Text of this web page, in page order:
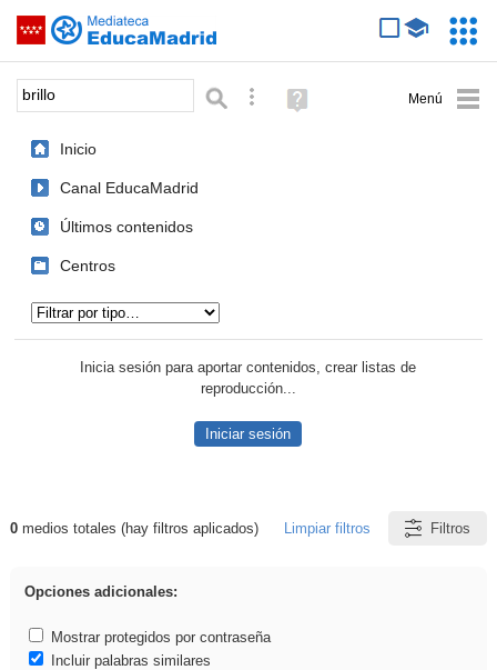
Saltar navegación
Palabra o frase: Búsqueda avanzada
Ayuda
(en
Inicio
Canal EducaMadrid
Últimos contenidos
Centros
Inicia sesión para aportar contenidos, crear listas de
reproducción...
Iniciar sesión
Resultados de: brillo
0medios totales (hay filtros aplicados) Limpiar filtros Filtros
Opciones adicionales:
Mostrar protegidos por contraseña
Incluir palabras similares